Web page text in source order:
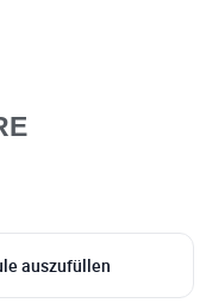
auszufüllen